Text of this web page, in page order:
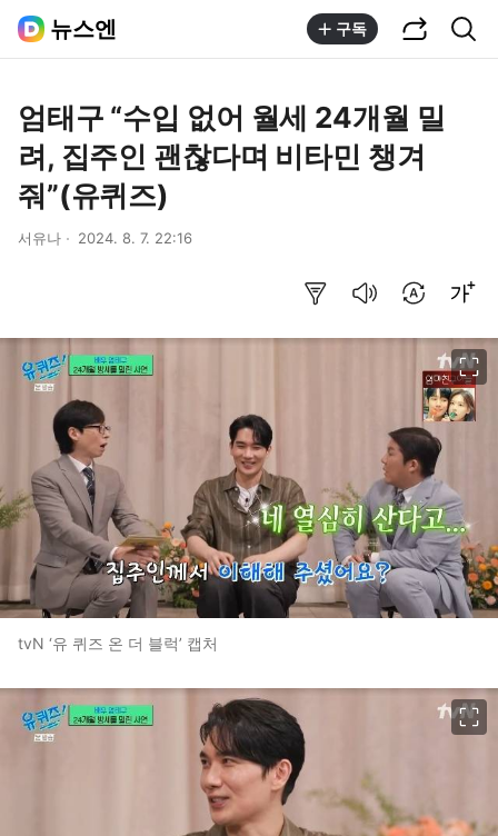
뉴스엔 구독
엄태구 “수입 없어 월세 24개월 밀
려, 집주인 괜찮다며 비타민 챙겨
줘”(유퀴즈)
서유나 2024. 8. 7. 22:16
tvN ‘유 퀴즈 온 더 블럭’ 캡처